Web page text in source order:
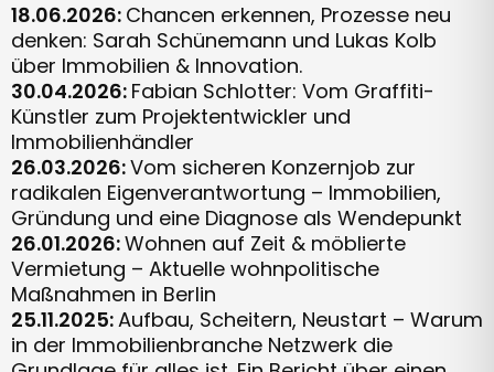
18.06.2026: Chancen erkennen, Prozesse neu
denken: Sarah Schünemann und Lukas Kolb
über Immobilien & Innovation.
30.04.2026: Fabian Schlotter: Vom Graffiti-
Künstler zum Projektentwickler und
Immobilienhändler
26.03.2026:Vom sicheren Konzernjob zur
radikalen Eigenverantwortung – Immobilien,
Gründung und eine Diagnose als Wendepunkt
26.01.2026:Wohnen auf Zeit & möblierte
Vermietung – Aktuelle wohnpolitische
Maßnahmen in Berlin
25.11.2025:Aufbau, Scheitern, Neustart – Warum
in der Immobilienbranche Netzwerk die